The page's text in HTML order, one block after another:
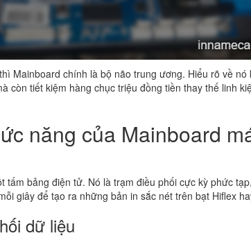
Mainboard chính là bộ não trung ương. Hiểu rõ về nó
còn tiết kiệm hàng chục triệu đồng tiền thay thế linh
năng của Mainboard
tấm bảng điện tử. Nó là trạm điều phối cực kỳ phức
giây để tạo ra những bản in sắc nét trên bạt Hiflex
dữ liệu